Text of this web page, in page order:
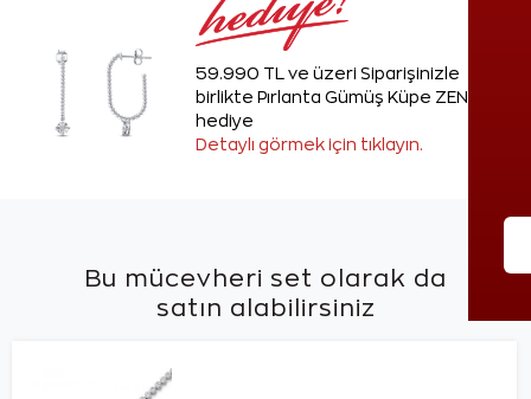
59.990 TL ve üzeri Siparişinizle
birlikte Pırlanta Gümüş Küpe ZEN'den
hediye
Detaylı görmek için tıklayın.
Bu mücevheri set olarak da
satın alabilirsiniz